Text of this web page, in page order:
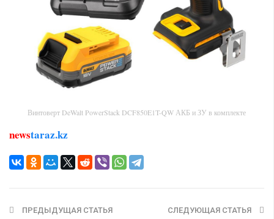
Винтоверт DeWalt PowerStack DCF850E1T-QW АКБ и ЗУ в комплекте
newstaraz.kz
ПРЕДЫДУЩАЯ СТАТЬЯ СЛЕДУЮЩАЯ СТАТЬЯ